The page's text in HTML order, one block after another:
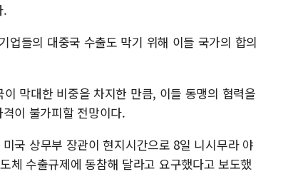
.
업들의 대중국 수출도 막기 위해 이들 국가의 합의
막대한 비중을 차지한 만큼, 이들 동맹의 협력을
이 불가피할 전망이다.
국 상무부 장관이 현지시간으로 8일 니시무라 야
체 수출규제에 동참해 달라고 요구했다고 보도했